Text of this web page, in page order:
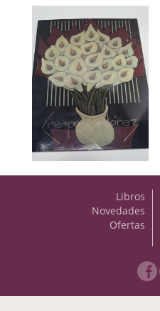
Viajesç
Libros
Novedades
Ofertas